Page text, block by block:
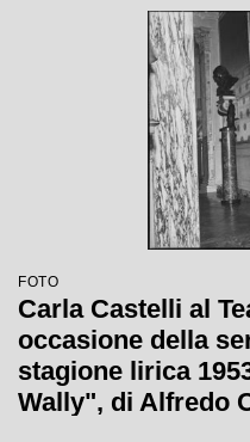
FOTO
Carla Castelli al
occasione della
stagione lirica
Wally", di Alfredo